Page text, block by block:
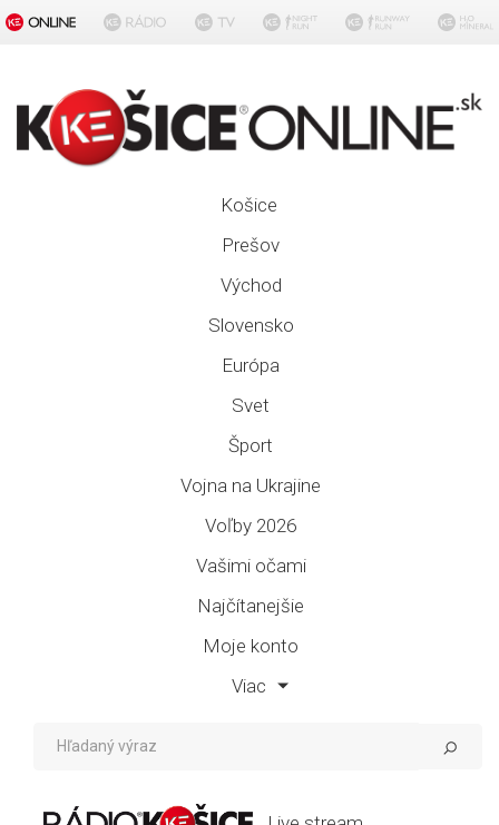
Košice
Prešov
Východ
Slovensko
Európa
Svet
Šport
Vojna na Ukrajine
Voľby 2026
Vašimi očami
Najčítanejšie
Moje konto
Viac